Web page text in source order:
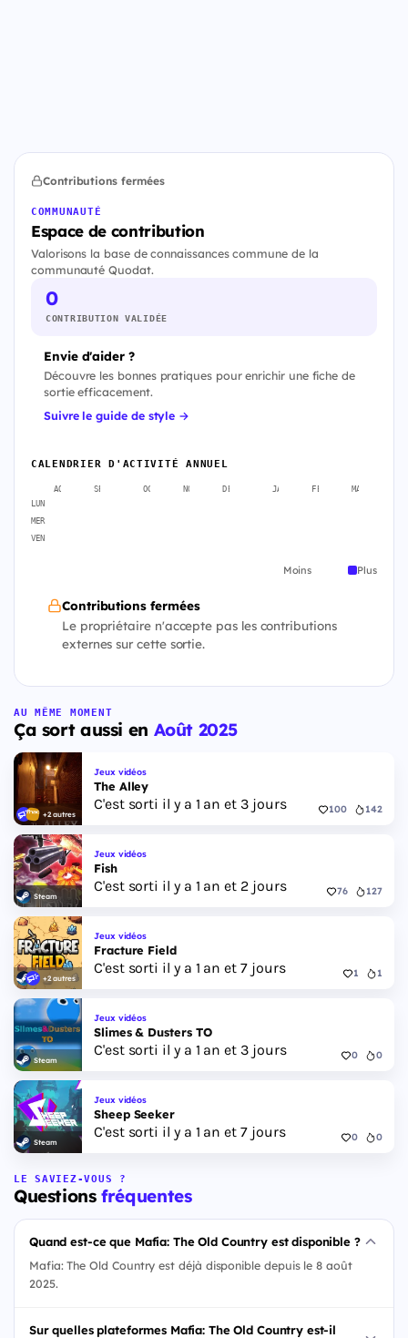
Contributions fermées
COMMUNAUTÉ
Espace de contribution
Valorisons la base de connaissances commune de la
communauté Quodat.
0
CONTRIBUTION VALIDÉE
Envie d'aider ?
Découvre les bonnes pratiques pour enrichir une fiche de
sortie efficacement.
Suivre le guide de style →
CALENDRIER D'ACTIVITÉ ANNUEL
AOÛT SEPT. OCT. NOV. DÉC. JANV. FÉVR. MARS
LUN
MER
VEN
Moins Plus
Contributions fermées
Le propriétaire n'accepte pas les contributions
externes sur cette sortie.
AU MÊME MOMENT
Ça sort aussi en Août 2025
+2 autres
Jeux vidéos
The Alley
C'est sorti il y a 1 an et 3 jours 100 142
Steam
Jeux vidéos
Fish
C'est sorti il y a 1 an et 2 jours 76 127
+2 autres
Jeux vidéos
Fracture Field
C'est sorti il y a 1 an et 7 jours 1 1
Steam
Jeux vidéos
Slimes & Dusters TO
C'est sorti il y a 1 an et 3 jours 0 0
Steam
Jeux vidéos
Sheep Seeker
C'est sorti il y a 1 an et 7 jours 0 0
LE SAVIEZ-VOUS ?
Questionsfréquentes
Quand est-ce que Mafia: The Old Country est disponible ?
Mafia: The Old Country est déjà disponible depuis le 8 août
2025.
Sur quelles plateformes Mafia: The Old Country est-il